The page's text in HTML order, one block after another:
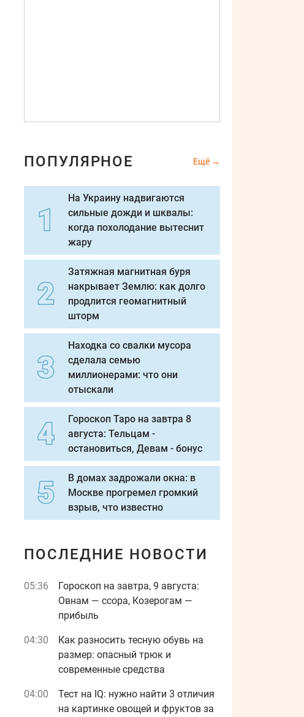
ПОПУЛЯРНОЕ Ещё
На Украину надвигаются
сильные дожди и шквалы:
когда похолодание вытеснит
жару
Затяжная магнитная буря
накрывает Землю: как долго
продлится геомагнитный
шторм
Находка со свалки мусора
сделала семью
миллионерами: что они
отыскали
Гороскоп Таро на завтра 8
августа: Тельцам -
остановиться, Девам - бонус
В домах задрожали окна: в
Москве прогремел громкий
взрыв, что известно
ПОСЛЕДНИЕ НОВОСТИ
05:36
Гороскоп на завтра, 9 августа:
Овнам — ссора, Козерогам —
прибыль
04:30
Как разносить тесную обувь на
размер: опасный трюк и
современные средства
04:00
Тест на IQ: нужно найти 3 отличия
на картинке овощей и фруктов за